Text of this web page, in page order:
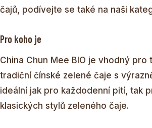
čajů, podívejte se také na naši
Pro koho je
China Chun Mee BIO je vhodný pro
tradiční čínské zelené čaje s
ideální jak pro každodenní pití, tak
klasických stylů zeleného čaje.